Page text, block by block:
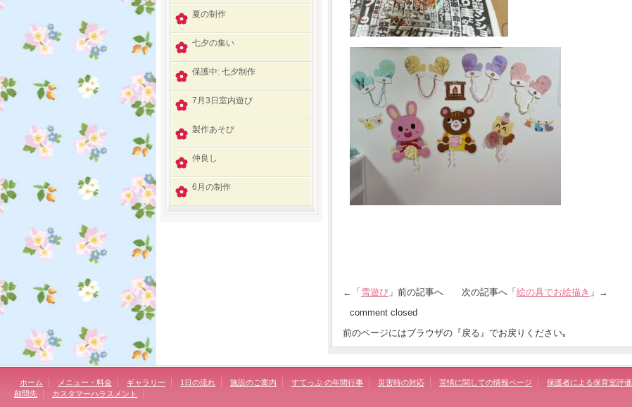
←「 雪遊び 」前の記事へ 次の記事へ「 絵の具でお絵描き 」→
comment closed
前のページにはブラウザの『戻る』でお戻りください｡
夏の制作
七夕の集い
保護中: 七夕制作
7月3日室内遊び
製作あそび
仲良し
6月の制作
ホーム メニュー・料金 ギャラリー 1日の流れ 施設のご案内 すてっぷ の年間行事 災害時の対応 苦情に関しての情報ページ 保護者による保育室評価
顧問先
カスタマーハラスメント